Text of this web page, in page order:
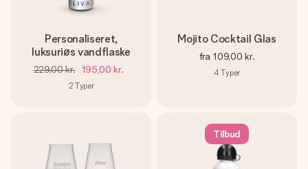
Personaliseret,
luksuriøs vandflaske
229,00 kr. 195,00 kr.
2 Typer
Mojito Cocktail Glas
fra 109,00 kr.
4Typer
Tilbud